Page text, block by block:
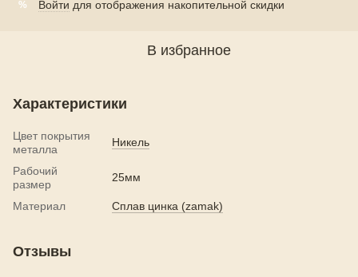
% Войти для отображения накопительной скидки
В избранное
Характеристики
Цвет покрытия
металла
Никель
Рабочий
размер
25мм
Материал Сплав цинка (zamak)
Отзывы